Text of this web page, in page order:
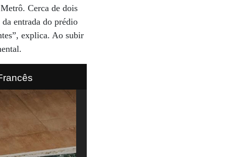
Cerca de dois
entrada do prédio
explica. Ao subir
se abre para o Jardim Francês